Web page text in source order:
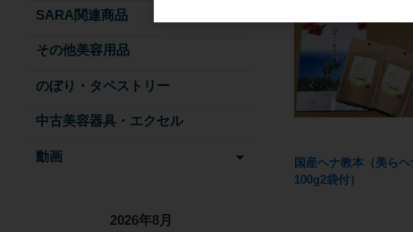
国産ヘナ教本（美らヘ
100g2袋付）
SARA関連商品
その他美容用品
のぼり・タペストリー
中古美容器具・エクセル
動画
2026年8月